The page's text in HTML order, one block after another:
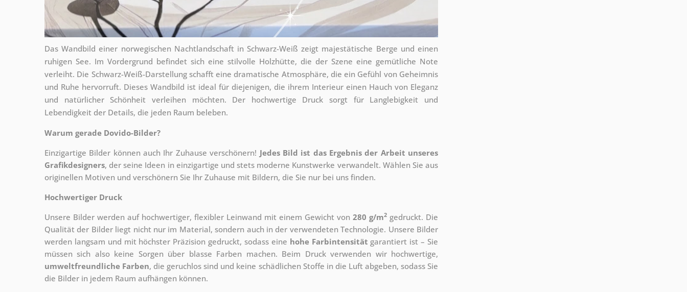
Das Wandbild einer norwegischen Nachtlandschaft in Schwarz-Weiß zeigt majestätische Berge und einen
ruhigen See. Im Vordergrund befindet sich eine stilvolle Holzhütte, die der Szene eine gemütliche Note
verleiht. Die Schwarz-Weiß-Darstellung schafft eine dramatische Atmosphäre, die ein Gefühl von Geheimnis
und Ruhe hervorruft. Dieses Wandbild ist ideal für diejenigen, die ihrem Interieur einen Hauch von Eleganz
und natürlicher Schönheit verleihen möchten. Der hochwertige Druck sorgt für Langlebigkeit und
Lebendigkeit der Details, die jeden Raum beleben.
Warum gerade Dovido-Bilder?
Einzigartige Bilder können auch Ihr Zuhause verschönern! Jedes Bild ist das Ergebnis der Arbeit unseres
Grafikdesigners, der seine Ideen in einzigartige und stets moderne Kunstwerke verwandelt. Wählen Sie aus
originellen Motiven und verschönern Sie Ihr Zuhause mit Bildern, die Sie nur bei uns finden.
Hochwertiger Druck
Unsere Bilder werden auf hochwertiger, flexibler Leinwand mit einem Gewicht von 280 g/m2 gedruckt. Die
Qualität der Bilder liegt nicht nur im Material, sondern auch in der verwendeten Technologie. Unsere Bilder
werden langsam und mit höchster Präzision gedruckt, sodass eine hohe Farbintensität garantiert ist – Sie
müssen sich also keine Sorgen über blasse Farben machen. Beim Druck verwenden wir hochwertige,
umweltfreundliche Farben, die geruchlos sind und keine schädlichen Stoffe in die Luft abgeben, sodass Sie
die Bilder in jedem Raum aufhängen können.